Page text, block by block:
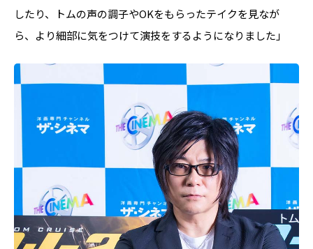
したり、トムの声の調子やOKをもらったテイクを見なが
ら、より細部に気をつけて演技をするようになりました」